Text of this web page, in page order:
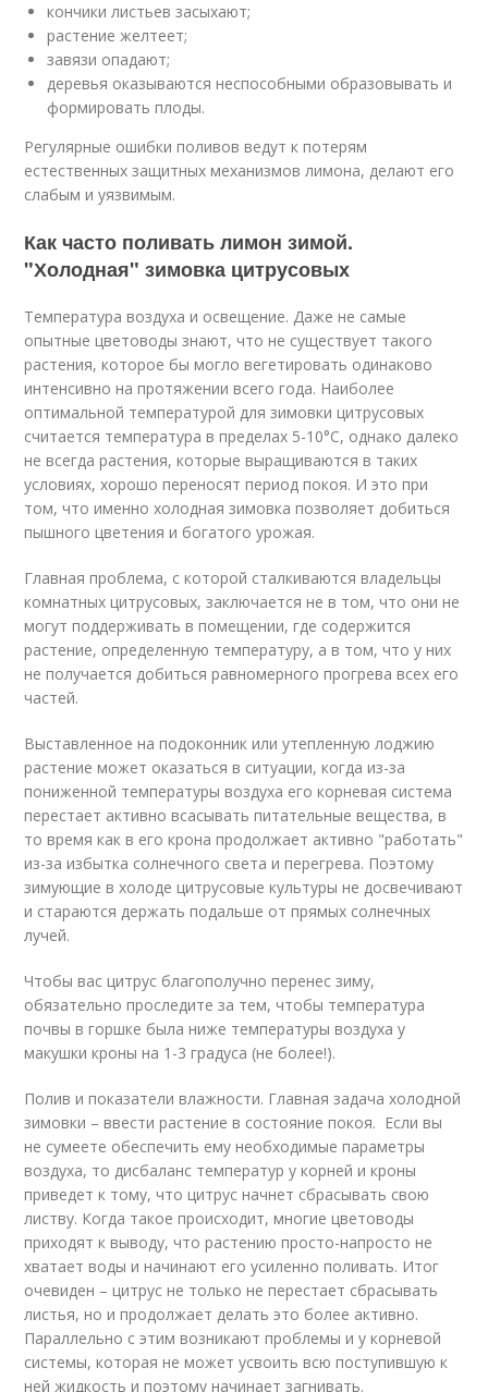
кончики листьев засыхают;
растение желтеет;
завязи опадают;
деревья оказываются неспособными образовывать и
формировать плоды.
Регулярные ошибки поливов ведут к потерям
естественных защитных механизмов лимона, делают его
слабым и уязвимым.
Как часто поливать лимон зимой.
"Холодная" зимовка цитрусовых
Температура воздуха и освещение. Даже не самые
опытные цветоводы знают, что не существует такого
растения, которое бы могло вегетировать одинаково
интенсивно на протяжении всего года. Наиболее
оптимальной температурой для зимовки цитрусовых
считается температура в пределах 5-10°C, однако далеко
не всегда растения, которые выращиваются в таких
условиях, хорошо переносят период покоя. И это при
том, что именно холодная зимовка позволяет добиться
пышного цветения и богатого урожая.
Главная проблема, с которой сталкиваются владельцы
комнатных цитрусовых, заключается не в том, что они не
могут поддерживать в помещении, где содержится
растение, определенную температуру, а в том, что у них
не получается добиться равномерного прогрева всех его
частей.
Выставленное на подоконник или утепленную лоджию
растение может оказаться в ситуации, когда из-за
пониженной температуры воздуха его корневая система
перестает активно всасывать питательные вещества, в
то время как в его крона продолжает активно "работать"
из-за избытка солнечного света и перегрева. Поэтому
зимующие в холоде цитрусовые культуры не досвечивают
и стараются держать подальше от прямых солнечных
лучей.
Чтобы вас цитрус благополучно перенес зиму,
обязательно проследите за тем, чтобы температура
почвы в горшке была ниже температуры воздуха у
макушки кроны на 1-3 градуса (не более!).
Полив и показатели влажности. Главная задача холодной
зимовки – ввести растение в состояние покоя. Если вы
не сумеете обеспечить ему необходимые параметры
воздуха, то дисбаланс температур у корней и кроны
приведет к тому, что цитрус начнет сбрасывать свою
листву. Когда такое происходит, многие цветоводы
приходят к выводу, что растению просто-напросто не
хватает воды и начинают его усиленно поливать. Итог
очевиден – цитрус не только не перестает сбрасывать
листья, но и продолжает делать это более активно.
Параллельно с этим возникают проблемы и у корневой
системы, которая не может усвоить всю поступившую к
ней жидкость и поэтому начинает загнивать.